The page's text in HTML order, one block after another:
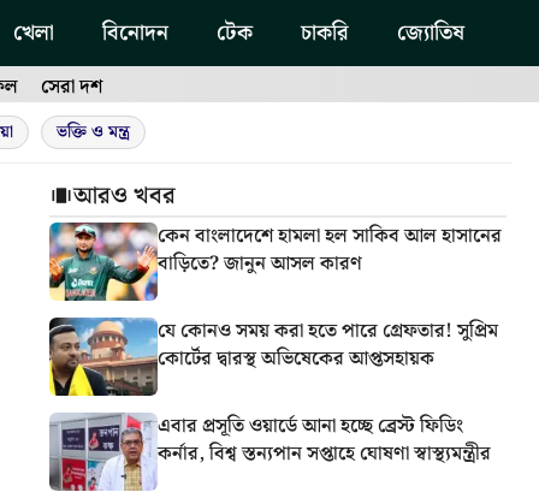
খেলা বিনোদন টেক চাকরি জ্যোতিষ
সেরা দশ
ভক্তি ও মন্ত্র
আরও খবর
কেন বাংলাদেশে হামলা হল সাকিব আল হাসানের
বাড়িতে? জানুন আসল কারণ
যে কোনও সময় করা হতে পারে গ্রেফতার! সুপ্রিম
কোর্টের দ্বারস্থ অভিষেকের আপ্তসহায়ক
এবার প্রসূতি ওয়ার্ডে আনা হচ্ছে ব্রেস্ট ফিডিং
কর্নার, বিশ্ব স্তন্যপান সপ্তাহে ঘোষণা স্বাস্থ্যমন্ত্রীর